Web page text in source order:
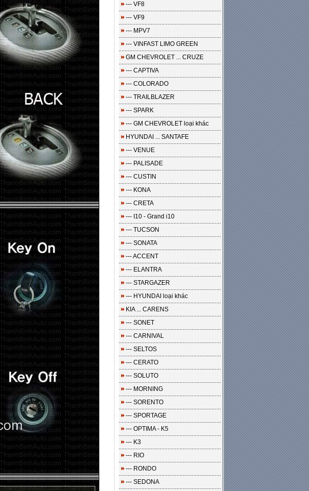
--- VF8
--- VF9
--- MPV7
--- VINFAST LIMO GREEN
GM CHEVROLET ... CRUZE
--- CAPTIVA
--- COLORADO
--- TRAILBLAZER
--- SPARK
--- GM CHEVROLET loại khác
HYUNDAI ... SANTAFE
--- VENUE
--- PALISADE
--- CUSTIN
--- KONA
--- CRETA
--- I10 - Grand i10
--- TUCSON
--- SONATA
--- ACCENT
--- ELANTRA
--- STARGAZER
--- HYUNDAI loại khác
KIA ... CARENS
--- SONET
--- CARNIVAL
--- SELTOS
--- CERATO
--- SOLUTO
--- MORNING
--- SORENTO
--- SPORTAGE
--- OPTIMA - K5
--- K3
--- RIO
--- RONDO
--- SEDONA